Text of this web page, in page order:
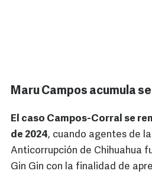
Maru Campos acumula
El caso Campos-Corral se
de 2024, cuando agentes de
Anticorrupción de Chihuahua
Gin Gin con la finalidad de